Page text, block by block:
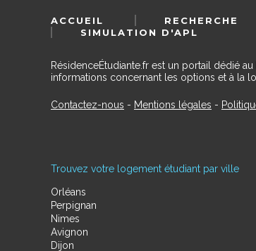
ACCUEIL RECHERCHE
SIMULATION D'APL
RésidenceÉtudiante.fr est un portail dédié
informations concernant les options et à la
Contactez-nous - Mentions légales -
Trouvez votre logement étudiant par ville
Orléans
Perpignan
Nimes
Avignon
Dijon